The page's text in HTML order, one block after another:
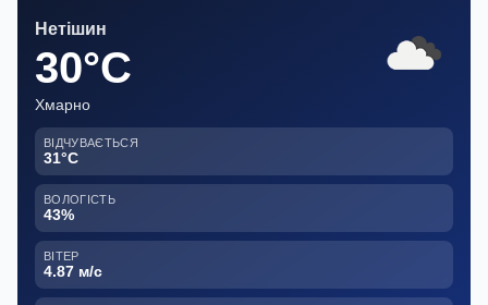
Нетішин
30°C
Хмарно
ВІДЧУВАЄТЬСЯ
31°C
ВОЛОГІСТЬ
43%
ВІТЕР
4.87 м/с